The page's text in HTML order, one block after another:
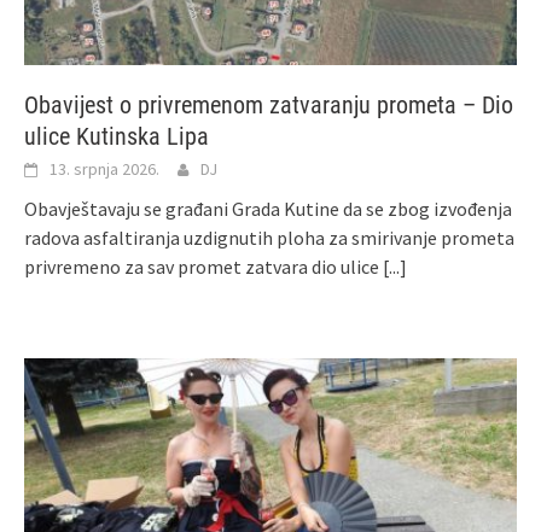
Obavijest o privremenom zatvaranju prometa – Dio
ulice Kutinska Lipa
13. srpnja 2026. DJ
Obavještavaju se građani Grada Kutine da se zbog izvođenja
radova asfaltiranja uzdignutih ploha za smirivanje prometa
privremeno za sav promet zatvara dio ulice [...]